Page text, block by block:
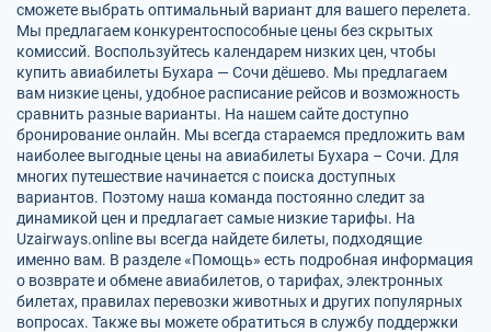
сможете выбрать оптимальный вариант для вашего перелета.
Мы предлагаем конкурентоспособные цены без скрытых
комиссий. Воспользуйтесь календарем низких цен, чтобы
купить авиабилеты Бухара — Сочи дёшево. Мы предлагаем
вам низкие цены, удобное расписание рейсов и возможность
сравнить разные варианты. На нашем сайте доступно
бронирование онлайн. Мы всегда стараемся предложить вам
наиболее выгодные цены на авиабилеты Бухара – Сочи. Для
многих путешествие начинается с поиска доступных
вариантов. Поэтому наша команда постоянно следит за
динамикой цен и предлагает самые низкие тарифы. На
Uzairways.online вы всегда найдете билеты, подходящие
именно вам. В разделе «Помощь» есть подробная информация
о возврате и обмене авиабилетов, о тарифах, электронных
билетах, правилах перевозки животных и других популярных
вопросах. Также вы можете обратиться в службу поддержки